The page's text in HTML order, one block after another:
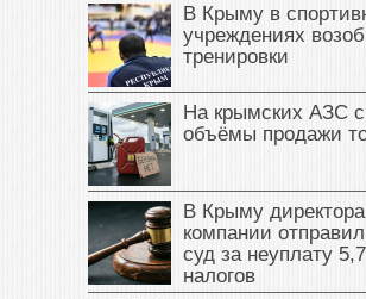
В Крыму в
учреждениях
тренировки
На крымских АЗС
объёмы продажи
В Крыму директора
компании
суд за неуплату
налогов